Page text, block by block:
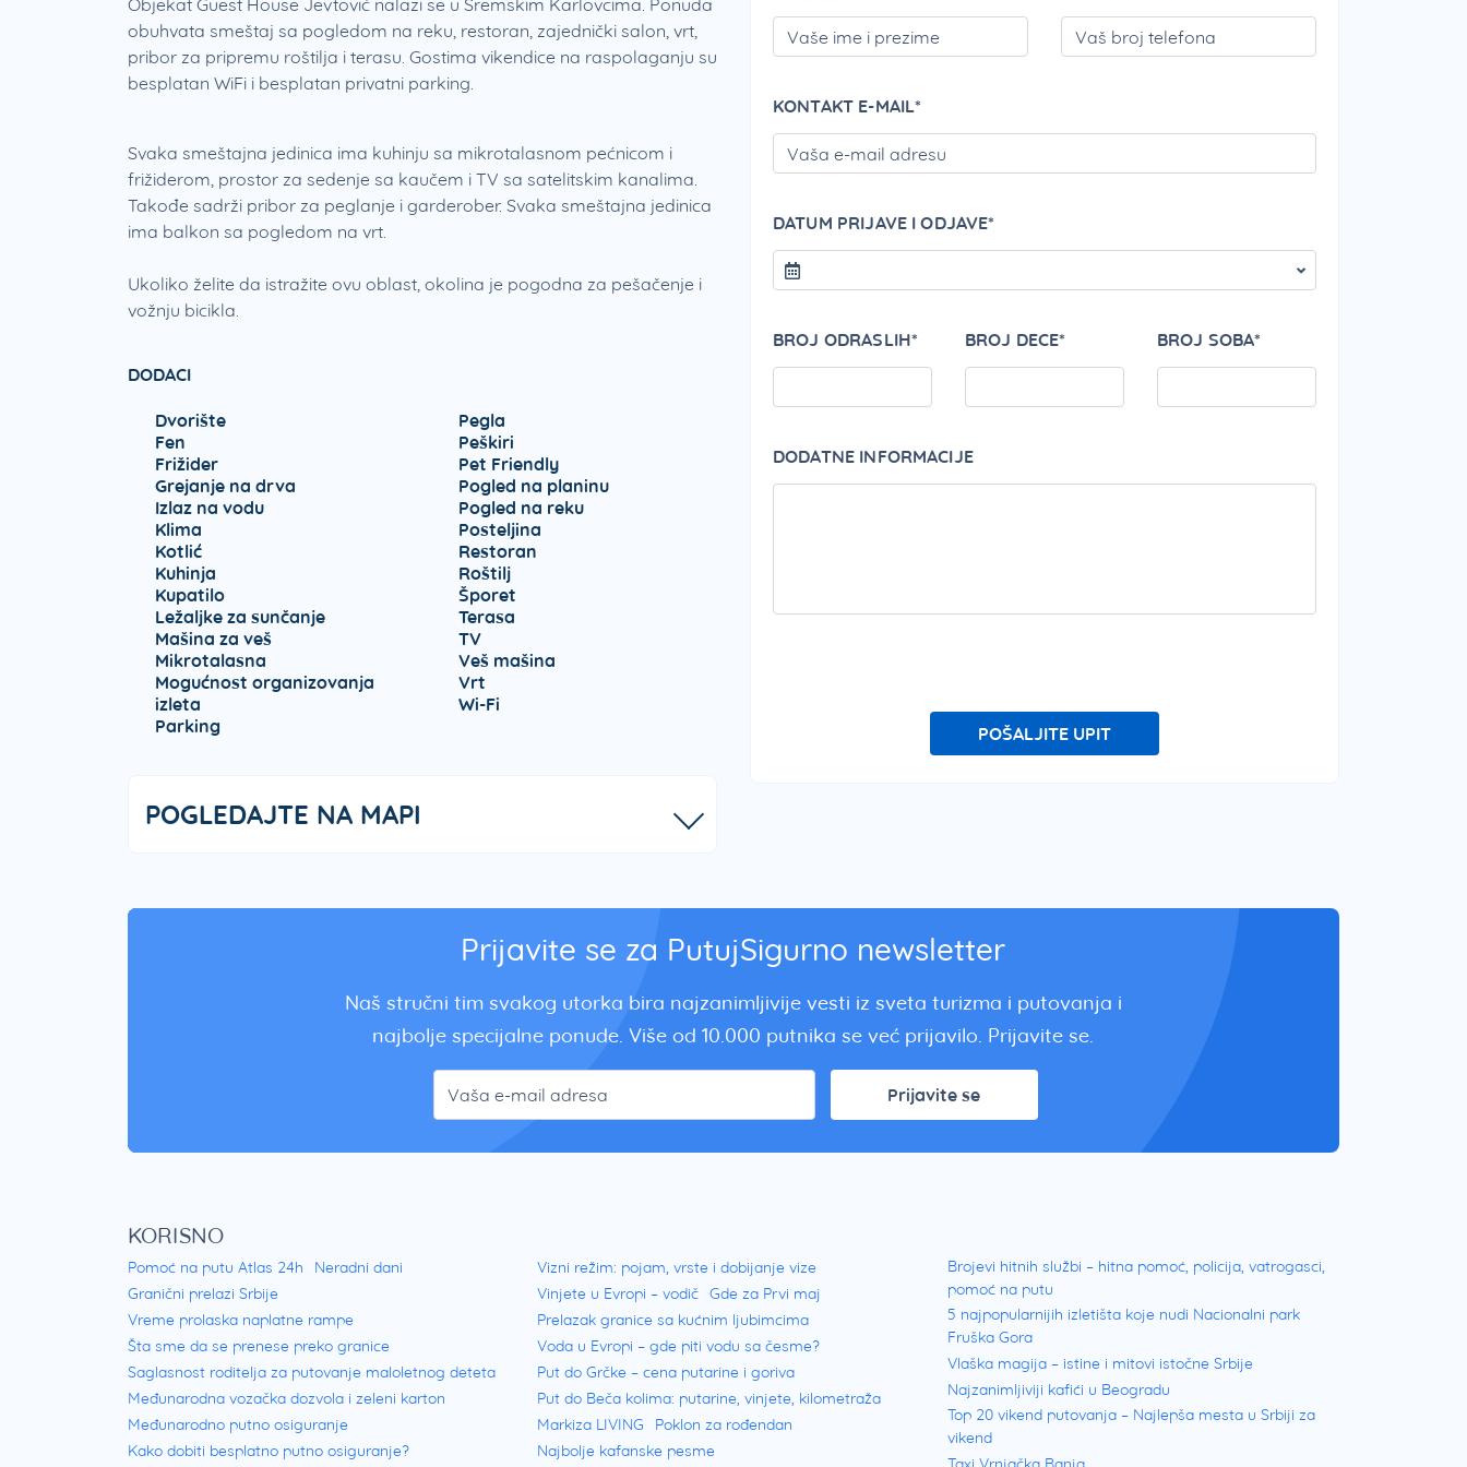
Objekat Guest House Jevtović nalazi se u Sremskim Karlovcima. Ponuda
obuhvata smeštaj sa pogledom na reku, restoran, zajednički salon, vrt,
pribor za pripremu roštilja i terasu. Gostima vikendice na raspolaganju su
besplatan WiFi i besplatan privatni parking.
Svaka smeštajna jedinica ima kuhinju sa mikrotalasnom pećnicom i
frižiderom, prostor za sedenje sa kaučem i TV sa satelitskim kanalima.
Takođe sadrži pribor za peglanje i garderober. Svaka smeštajna jedinica
ima balkon sa pogledom na vrt.
Ukoliko želite da istražite ovu oblast, okolina je pogodna za pešačenje i
vožnju bicikla.
DODACI
Dvorište
Fen
Frižider
Grejanje na drva
Izlaz na vodu
Klima
Kotlić
Kuhinja
Kupatilo
Ležaljke za sunčanje
Mašina za veš
Mikrotalasna
Mogućnost organizovanja
izleta
Parking
Pegla
Peškiri
Pet Friendly
Pogled na planinu
Pogled na reku
Posteljina
Restoran
Roštilj
Šporet
Terasa
TV
Veš mašina
Vrt
Wi-Fi
POGLEDAJTE NA MAPI
KONTAKT E-MAIL*
DATUM PRIJAVE I ODJAVE*
BROJ ODRASLIH* BROJ DECE* BROJ SOBA*
DODATNE INFORMACIJE
POŠALJITE UPIT
Prijavite se za PutujSigurno newsletter
Naš stručni tim svakog utorka bira najzanimljivije vesti iz sveta turizma i putovanja i
najbolje specijalne ponude. Više od 10.000 putnika se već prijavilo. Prijavite se.
Prijavite se
KORISNO
Pomoć na putu Atlas 24h
Neradni dani
Granični prelazi Srbije
Vreme prolaska naplatne rampe
Šta sme da se prenese preko granice
Saglasnost roditelja za putovanje maloletnog deteta
Međunarodna vozačka dozvola i zeleni karton
Međunarodno putno osiguranje
Kako dobiti besplatno putno osiguranje?
Vizni režim: pojam, vrste i dobijanje vize
Vinjete u Evropi – vodič Gde za Prvi maj
Prelazak granice sa kućnim ljubimcima
Voda u Evropi – gde piti vodu sa česme?
Put do Grčke – cena putarine i goriva
Put do Beča kolima: putarine, vinjete, kilometraža
Markiza LIVING
Poklon za rođendan
Najbolje kafanske pesme
Brojevi hitnih službi – hitna pomoć, policija, vatrogasci,
pomoć na putu
5 najpopularnijih izletišta koje nudi Nacionalni park
Fruška Gora
Vlaška magija – istine i mitovi istočne Srbije
Najzanimljiviji kafići u Beogradu
Top 20 vikend putovanja – Najlepša mesta u Srbiji za
vikend